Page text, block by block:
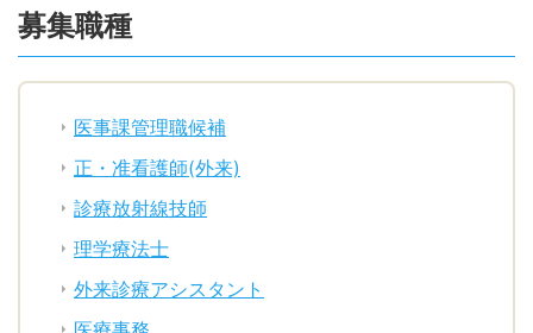
募集職種
医事課管理職候補
正・准看護師(外来)
診療放射線技師
理学療法士
外来診療アシスタント